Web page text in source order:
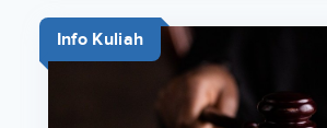
Info Kuliah